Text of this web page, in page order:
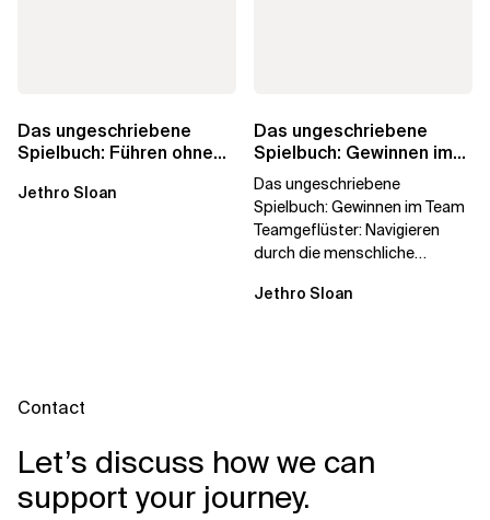
Das ungeschriebene
Spielbuch: Führen ohne
Jethro Sloan
Das ungeschriebene
Spielbuch: Gewinnen im
Team
Das ungeschriebene
Spielbuch: Gewinnen im Team
Teamgeflüster: Navigieren
durch die menschliche
vorbereitet hat „Wir...
Jethro Sloan
Contact
Let’s discuss how we can
support your journey.